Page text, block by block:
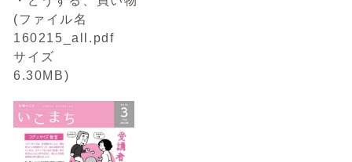
(ファイル名
160215_all.pdf
サイズ
6.30MB)